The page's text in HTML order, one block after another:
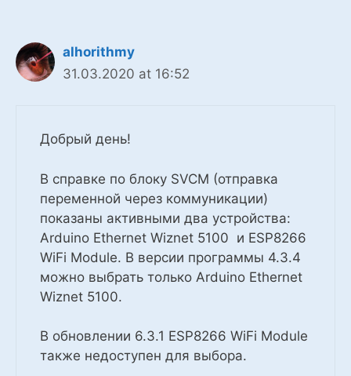
alhorithmy
31.03.2020 at 16:52
Добрый день!
В справке по блоку SVCM (отправка
переменной через коммуникации)
показаны активными два устройства:
Arduino Ethernet Wiznet 5100 и ESP8266
WiFi Module. В версии программы 4.3.4
можно выбрать только Arduino Ethernet
Wiznet 5100.
В обновлении 6.3.1 ESP8266 WiFi Module
также недоступен для выбора.